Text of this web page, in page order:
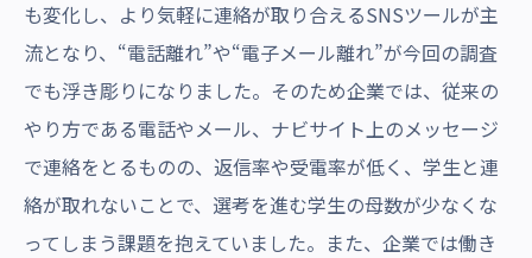
も変化し、より気軽に連絡が取り合えるSNSツールが主
流となり、“電話離れ”や“電子メール離れ”が今回の調査
でも浮き彫りになりました。そのため企業では、従来の
やり方である電話やメール、ナビサイト上のメッセージ
で連絡をとるものの、返信率や受電率が低く、学生と連
絡が取れないことで、選考を進む学生の母数が少なくな
ってしまう課題を抱えていました。また、企業では働き